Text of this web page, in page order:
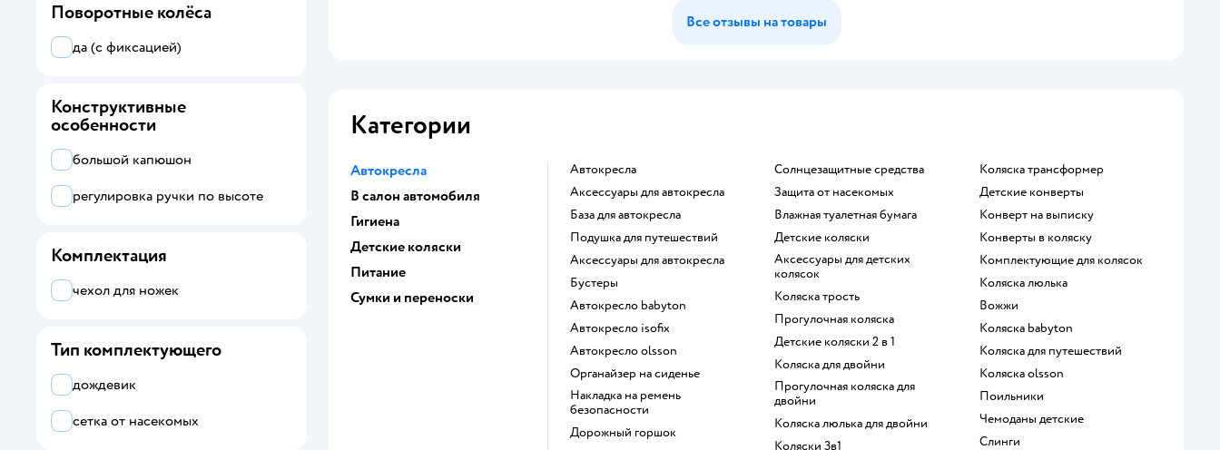
Все отзывы на товары
Категории
Автокресла
В салон автомобиля
Гигиена
Детские коляски
Питание
Сумки и переноски
Автокресла
Аксессуары для автокресла
База для автокресла
Подушка для путешествий
Аксессуары для автокресла
Бустеры
Автокресло babyton
Автокресло isofix
Автокресло olsson
Органайзер на сиденье
Накладка на ремень
безопасности
Дорожный горшок
Солнцезащитные средства
Защита от насекомых
Влажная туалетная бумага
Детские коляски
Аксессуары для детских
колясок
Коляска трость
Прогулочная коляска
Детские коляски 2 в 1
Коляска для двойни
Прогулочная коляска для
двойни
Коляска люлька для двойни
Коляски 3в1
Коляска трансформер
Детские конверты
Конверт на выписку
Конверты в коляску
Комплектующие для колясок
Коляска люлька
Вожжи
Коляска babyton
Коляска для путешествий
Коляска olsson
Поильники
Чемоданы детские
Слинги
Поворотные колёса
да (с фиксацией)
Конструктивные
особенности
большой капюшон
регулировка ручки по высоте
Комплектация
чехол для ножек
Тип комплектующего
дождевик
сетка от насекомых